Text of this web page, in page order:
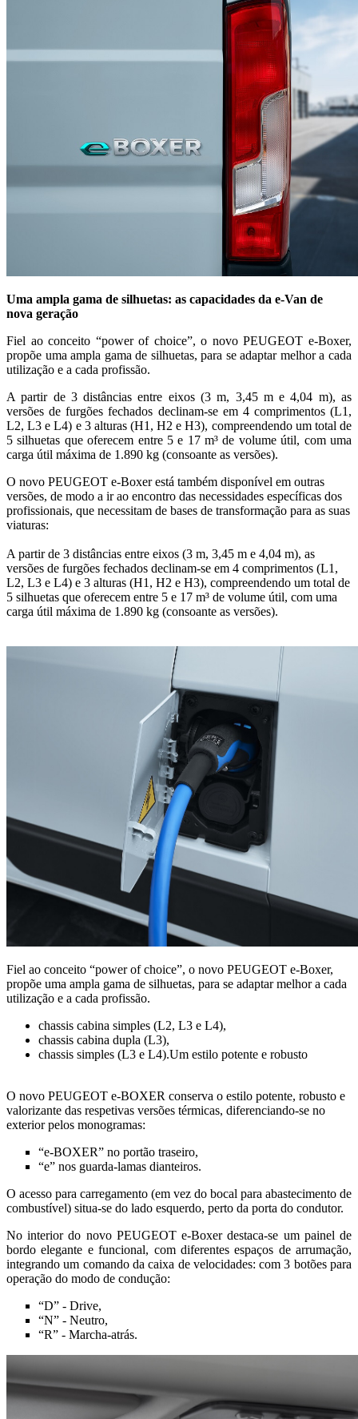
Uma ampla gama de silhuetas: as capacidades da e-Van de
nova geração
Fiel ao conceito “power of choice”, o novo PEUGEOT e-Boxer,
propõe uma ampla gama de silhuetas, para se adaptar melhor a cada
utilização e a cada profissão.
A partir de 3 distâncias entre eixos (3 m, 3,45 m e 4,04 m), as
versões de furgões fechados declinam-se em 4 comprimentos (L1,
L2, L3 e L4) e 3 alturas (H1, H2 e H3), compreendendo um total de
5 silhuetas que oferecem entre 5 e 17 m³ de volume útil, com uma
carga útil máxima de 1.890 kg (consoante as versões).
O novo PEUGEOT e-Boxer está também disponível em outras
versões, de modo a ir ao encontro das necessidades específicas dos
profissionais, que necessitam de bases de transformação para as suas
viaturas:
A partir de 3 distâncias entre eixos (3 m, 3,45 m e 4,04 m), as
versões de furgões fechados declinam-se em 4 comprimentos (L1,
L2, L3 e L4) e 3 alturas (H1, H2 e H3), compreendendo um total de
5 silhuetas que oferecem entre 5 e 17 m³ de volume útil, com uma
carga útil máxima de 1.890 kg (consoante as versões).
Fiel ao conceito “power of choice”, o novo PEUGEOT e-Boxer,
propõe uma ampla gama de silhuetas, para se adaptar melhor a cada
utilização e a cada profissão.
chassis cabina simples (L2, L3 e L4),
chassis cabina dupla (L3),
chassis simples (L3 e L4).Um estilo potente e robusto
O novo PEUGEOT e-BOXER conserva o estilo potente, robusto e
valorizante das respetivas versões térmicas, diferenciando-se no
exterior pelos monogramas:
“e-BOXER” no portão traseiro,
“e” nos guarda-lamas dianteiros.
O acesso para carregamento (em vez do bocal para abastecimento de
combustível) situa-se do lado esquerdo, perto da porta do condutor.
No interior do novo PEUGEOT e-Boxer destaca-se um painel de
bordo elegante e funcional, com diferentes espaços de arrumação,
integrando um comando da caixa de velocidades: com 3 botões para
operação do modo de condução:
“D” - Drive,
“N” - Neutro,
“R” - Marcha-atrás.